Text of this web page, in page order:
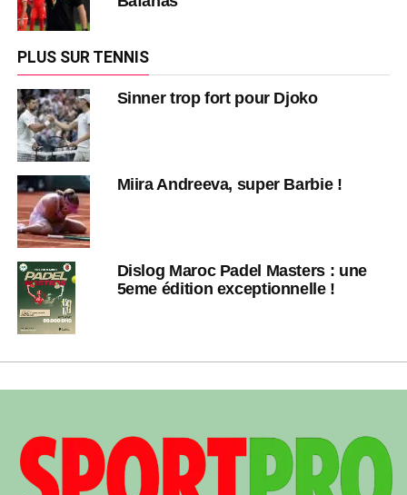
PLUS SUR TENNIS
Sinner trop fort pour Djoko
Miira Andreeva, super Barbie !
Dislog Maroc Padel Masters : une
5eme édition exceptionnelle !